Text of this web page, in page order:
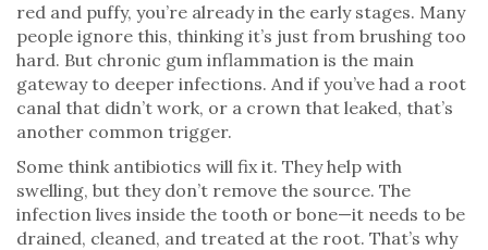
red and puffy, you’re already in the early stages. Many
people ignore this, thinking it’s just from brushing too
hard. But chronic gum inflammation is the main
gateway to deeper infections. And if you’ve had a root
canal that didn’t work, or a crown that leaked, that’s
another common trigger.
Some think antibiotics will fix it. They help with
swelling, but they don’t remove the source. The
infection lives inside the tooth or bone—it needs to be
drained, cleaned, and treated at the root. That’s why